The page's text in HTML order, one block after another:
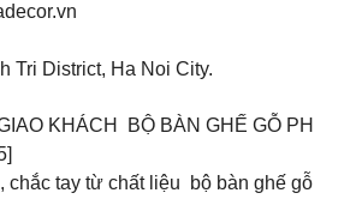
Tri District, Ha Noi City.
KHÁCH BỘ BÀN GHẾ GỖ PH
chắc tay từ chất liệu bộ bàn ghế gỗ